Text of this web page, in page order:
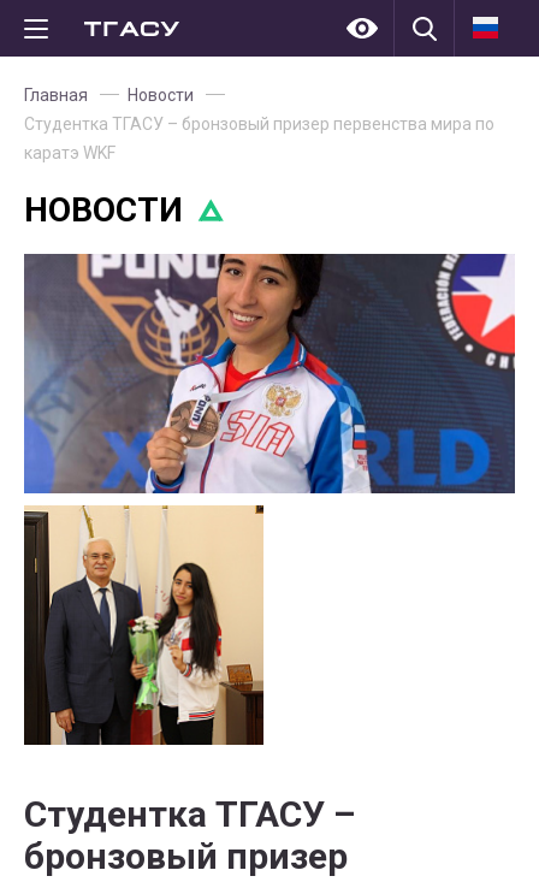
Главная
Новости
Студентка ТГАСУ – бронзовый призер первенства мира по
каратэ WKF
НОВОСТИ
Студентка ТГАСУ –
бронзовый призер